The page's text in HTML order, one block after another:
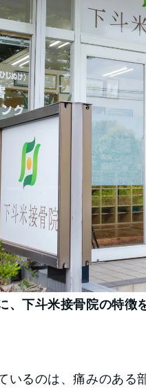
下斗米接骨院の特徴
いるのは、痛みのある